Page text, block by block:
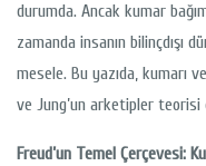
durumda. Ancak kumar
zamanda insanın bilinçdışı
mesele. Bu yazıda, kumarı
ve Jung’un arketipler teorisi
Freud’un Temel Çerçevesi: